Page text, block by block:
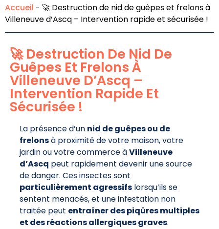
Accueil - 🚀 Destruction de nid de guêpes et frelons à
Villeneuve d’Ascq – Intervention rapide et sécurisée !
🚀 Destruction De Nid De
Guêpes Et Frelons À
Villeneuve D’Ascq –
Intervention Rapide Et
Sécurisée !
La présence d’un nid de guêpes ou de
frelonsà proximité de votre maison, votre
jardin ou votre commerce àVilleneuve
d’Ascq peut rapidement devenir une source
de danger. Ces insectes sont
particulièrement agressifs lorsqu’ils se
sentent menacés, et une infestation non
traitée peut entraîner des piqûres multiples
et des réactions allergiques graves.